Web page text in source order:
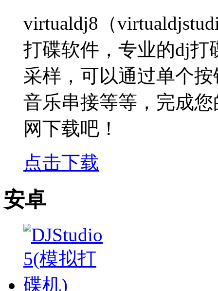
virtualdj8（
打碟软件，专业的dj打
采样，可以通过单个
音乐串接等等，完成
网下载吧！
点击下载
安卓